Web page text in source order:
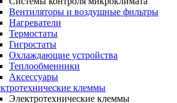
Вентиляторы и воздушные фильтры
Нагреватели
Термостаты
Гигростаты
Охлаждающие устройства
Теплообменники
Аксессуары
клеммы
Электротехнические клеммы